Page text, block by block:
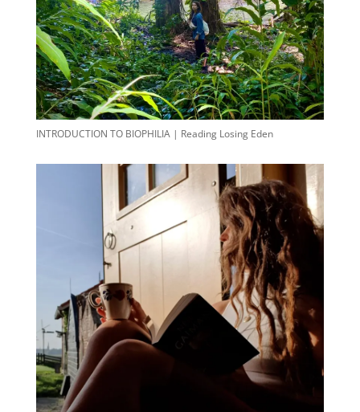
INTRODUCTION TO BIOPHILIA | Reading Losing Eden